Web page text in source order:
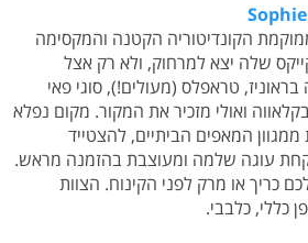
הקונדיטוריה הקטנה והמקסימה
שלה יצא למרחוק, ולא רק אצל
בראוניז, טראפלס (מעולים!), סוגי פאי
ואולי מזכיר את המקור. מקום נפלא
המאפים הביתיים, להצטייד
עוגה שלמה ומעוצבת בהזמנה מראש.
כריך או מרק לפני הקינוח. הצוות
כללי, כלבבי.